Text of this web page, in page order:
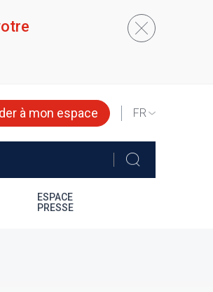
à mon espace
SELECT
LANGUAGE
ESPACE
PRESSE